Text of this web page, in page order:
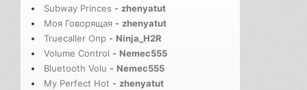
Subway Princes - zhenyatut
Моя Говорящая - zhenyatut
Truecaller Опр - Ninja_H2R
Volume Control - Nemec555
Bluetooth Volu - Nemec555
My Perfect Hot - zhenyatut